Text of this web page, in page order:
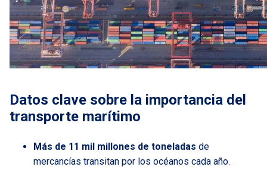
Datos clave sobre la importancia del
transporte marítimo
Más de 11 mil millones de toneladas de
mercancías transitan por los océanos cada año.